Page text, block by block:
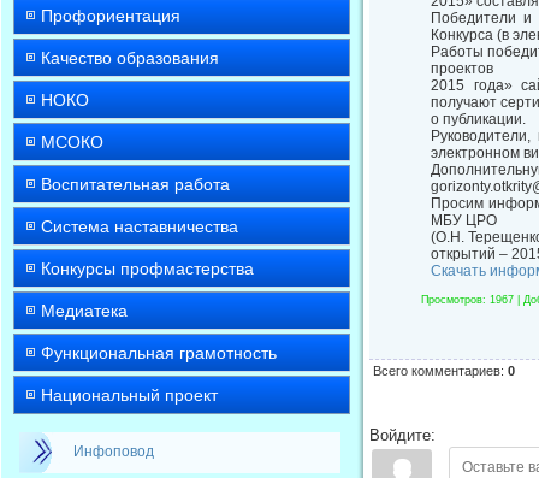
Профориентация
Качество образования
НОКО
МСОКО
Воспитательная работа
Система наставничества
Конкурсы профмастерства
Медиатека
Функциональная грамотность
Национальный проект
Инфоповод
Победители и
Конкурса (в
Работы
проектов
2015 года»
получают
о публикации.
электронном
Просим
МБУ ЦРО
(О.Н.
открытий –
Скачать
Просмотров: 1967 |
Всего комментариев: 0
Войдите: